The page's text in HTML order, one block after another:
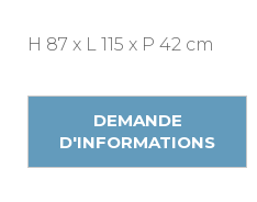
H 87 x L 115 x P 42 cm